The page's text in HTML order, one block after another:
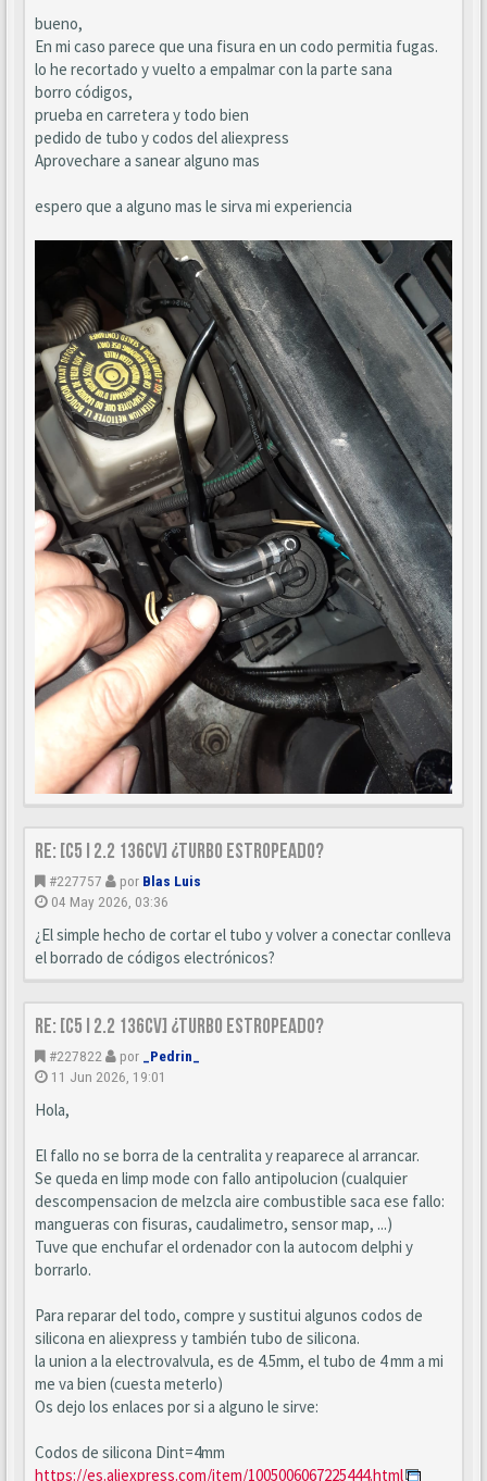
bueno,
En mi caso parece que una fisura en un codo permitia fugas.
lo he recortado y vuelto a empalmar con la parte sana
borro códigos,
prueba en carretera y todo bien
pedido de tubo y codos del aliexpress
Aprovechare a sanear alguno mas
espero que a alguno mas le sirva mi experiencia
Re: [C5 I 2.2 136cv] ¿turbo estropeado?
#227757 por Blas Luis
04 May 2026, 03:36
¿El simple hecho de cortar el tubo y volver a conectar conlleva
el borrado de códigos electrónicos?
Re: [C5 I 2.2 136cv] ¿turbo estropeado?
#227822 por
_Pedrin_
11 Jun 2026, 19:01
Hola,
El fallo no se borra de la centralita y reaparece al arrancar.
Se queda en limp mode con fallo antipolucion (cualquier
descompensacion de melzcla aire combustible saca ese fallo:
mangueras con fisuras, caudalimetro, sensor map, ...)
Tuve que enchufar el ordenador con la autocom delphi y
borrarlo.
Para reparar del todo, compre y sustitui algunos codos de
silicona en aliexpress y también tubo de silicona.
la union a la electrovalvula, es de 4.5mm, el tubo de 4 mm a mi
me va bien (cuesta meterlo)
Os dejo los enlaces por si a alguno le sirve:
Codos de silicona Dint=4mm
https://es.aliexpress.com/item/1005006067225444.html